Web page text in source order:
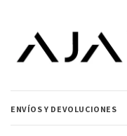
ENVÍOS Y DEVOLUCIONES